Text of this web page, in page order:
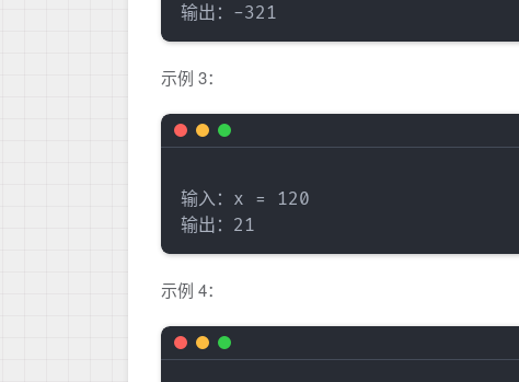
示例 3：
输入：x = 120
示例 4：